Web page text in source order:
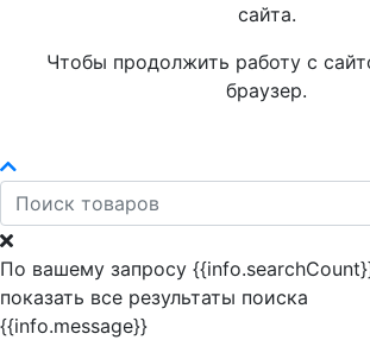
сайта.
Чтобы продолжить работу с
браузер.
По вашему запросу
показать все результаты поиска
{{info.message}}